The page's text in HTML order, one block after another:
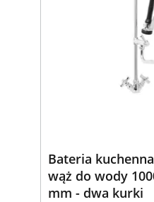
Bateria
wąż do wody
mm - dwa kurki